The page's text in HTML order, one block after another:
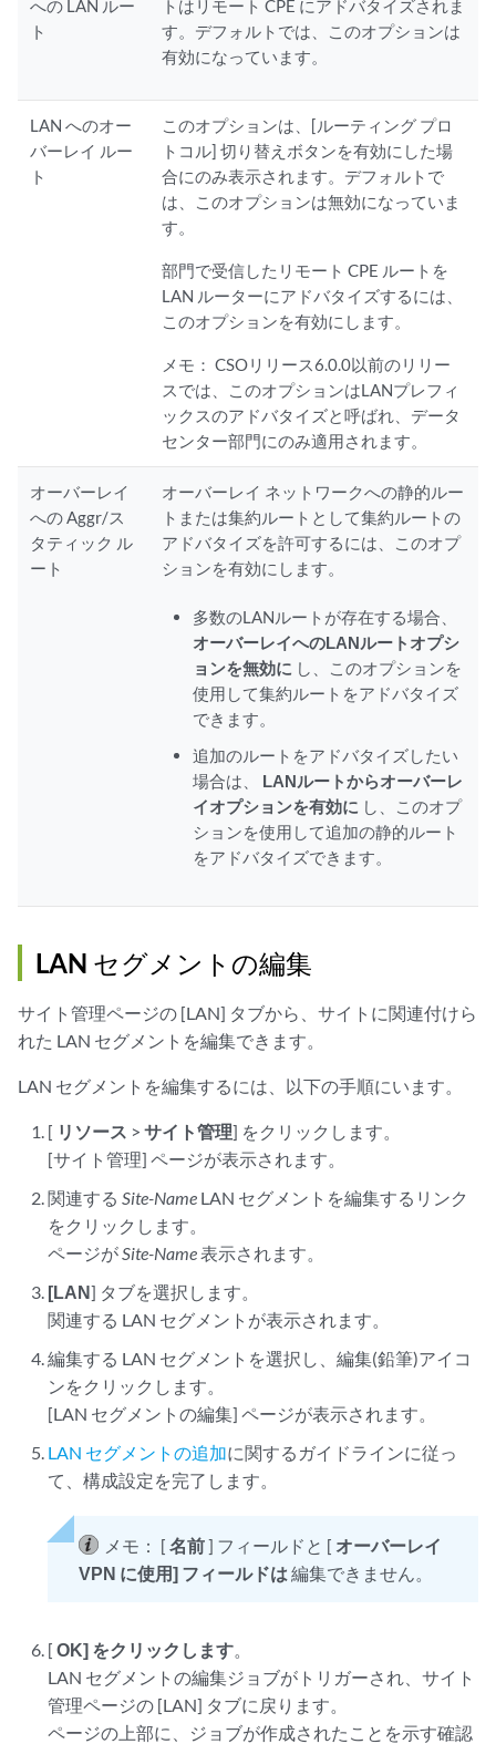
への LAN ルー
ト
トはリモート CPE にアドバタイズされま
す。デフォルトでは、このオプションは
有効になっています。
LAN へのオー
バーレイ ルー
ト
このオプションは、[ルーティング プロ
トコル] 切り替えボタンを有効にした場
合にのみ表示されます。デフォルトで
は、このオプションは無効になっていま
す。
部門で受信したリモート CPE ルートを
LAN ルーターにアドバタイズするには、
このオプションを有効にします。
メモ： CSOリリース6.0.0以前のリリー
スでは、このオプションはLANプレフィ
ックスのアドバタイズと呼ばれ、データ
センター部門にのみ適用されます。
オーバーレイ
への Aggr/ス
タティック ル
ート
オーバーレイ ネットワークへの静的ルー
トまたは集約ルートとして集約ルートの
アドバタイズを許可するには、このオプ
ションを有効にします。
多数のLANルートが存在する場合、
オーバーレイへのLANルートオプシ
ョンを無効に し、このオプションを
使用して集約ルートをアドバタイズ
できます。
追加のルートをアドバタイズしたい
場合は、 LANルートからオーバーレ
イオプションを有効に し、このオプ
ションを使用して追加の静的ルート
をアドバタイズできます。
LAN セグメントの編集
サイト管理ページの [LAN] タブから、サイトに関連付けら
れた LAN セグメントを編集できます。
LAN セグメントを編集するには、以下の手順にいます。
[ リソース >サイト管理] をクリックします。
[サイト管理] ページが表示されます。
関連するSite-Name LAN セグメントを編集するリンク
をクリックします。
ページがSite-Name表示されます。
[LAN] タブを選択します。
関連する LAN セグメントが表示されます。
編集する LAN セグメントを選択し、編集(鉛筆)アイコ
ンをクリックします。
[LAN セグメントの編集] ページが表示されます。
LAN セグメントの追加に関するガイドラインに従っ
て、構成設定を完了します。
メモ： [名前] フィールドと [ オーバーレイ
VPN に使用] フィールドは 編集できません。
[OK] をクリックします。
LAN セグメントの編集ジョブがトリガーされ、サイト
管理ページの [LAN] タブに戻ります。
ページの上部に、ジョブが作成されたことを示す確認